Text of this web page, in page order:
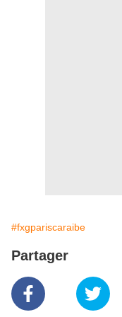
#fxgpariscaraibe
Partager